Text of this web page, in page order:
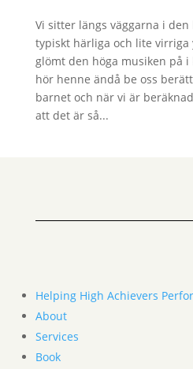
Vi sitter längs väggarna i den
typiskt härliga och lite
glömt den höga musiken på
hör henne ändå be oss
barnet och när vi är
att det är så...
Helping High Achievers
About
Services
Book